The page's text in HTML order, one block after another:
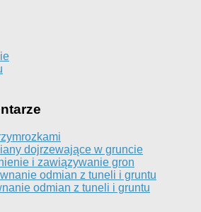
dojrzewające w gruncie
i zawiązywanie gron
odmian z tuneli i gruntu
odmian z tuneli i gruntu